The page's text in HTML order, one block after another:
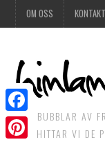
OM OSS
DET BUBBLAR AV
HITTAR VI DE
Facebook